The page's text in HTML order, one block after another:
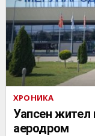
ХРОНИКА
Уапсен жител
аеродром